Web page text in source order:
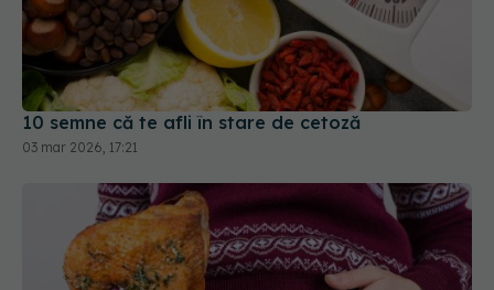
10 semne că te afli în stare de cetoză
03 mar 2026, 17:21